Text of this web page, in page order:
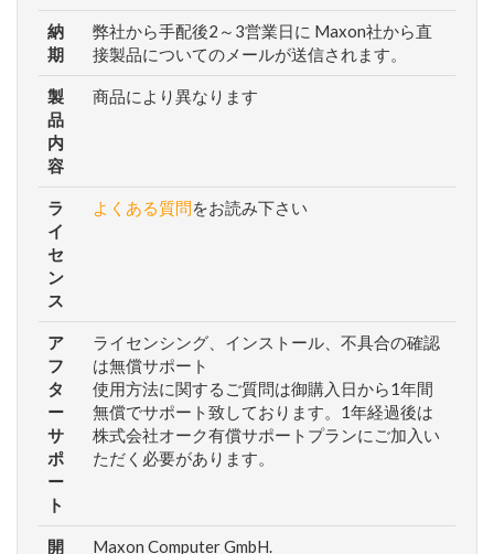
納
期
弊社から手配後2～3営業日に Maxon社から直
接製品についてのメールが送信されます。
製
品
内
容
商品により異なります
ラ
イ
セ
ン
ス
よくある質問をお読み下さい
ア
フ
タ
ー
サ
ポ
ー
ト
ライセンシング、インストール、不具合の確認
は無償サポート
使用方法に関するご質問は御購入日から1年間
無償でサポート致しております。1年経過後は
株式会社オーク有償サポートプランにご加入い
ただく必要があります。
開 Maxon Computer GmbH.